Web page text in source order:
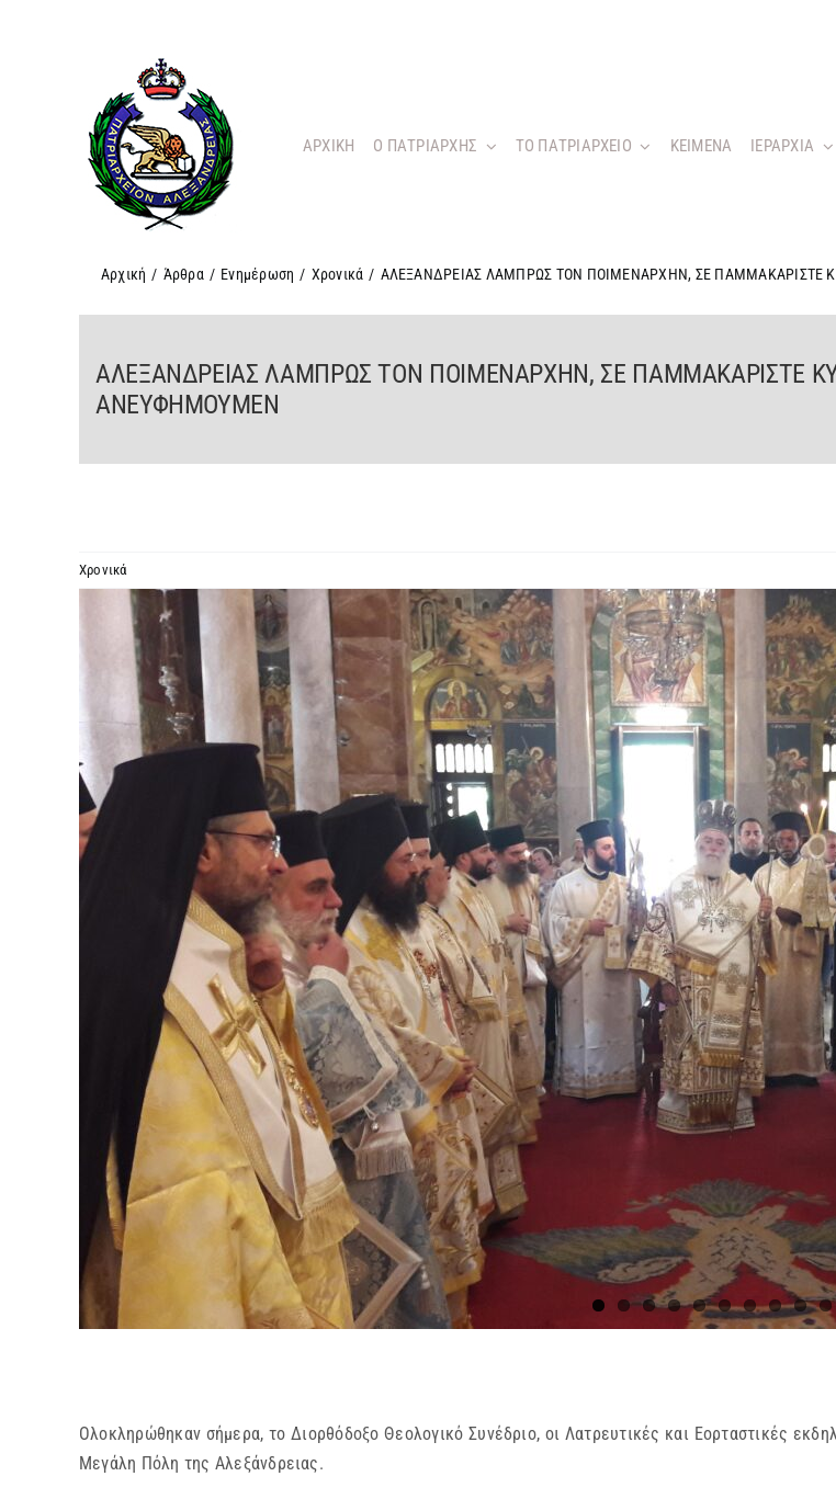
ΑΡΧΙΚΗ O ΠΑΤΡΙΑΡΧΗΣ ΤΟ ΠΑΤΡΙΑΡΧΕΙΟ KEIMENA ΙΕΡΑΡΧΙΑ
Αρχική / Άρθρα / Ενημέρωση / Χρονικά / ΑΛΕΞΑΝΔΡΕΙΑΣ ΛΑΜΠΡΩΣ ΤΟΝ ΠΟΙΜΕΝΑΡΧΗΝ, ΣΕ ΠΑΜΜΑΚΑΡΙΣΤΕ
ΑΛΕΞΑΝΔΡΕΙΑΣ ΛΑΜΠΡΩΣ ΤΟΝ ΠΟΙΜΕΝΑΡΧΗΝ, ΣΕ ΠΑΜΜΑΚΑΡΙΣΤΕ
ΑΝΕΥΦΗΜΟΥΜΕΝ
Χρονικά
Προβολή
μεγαλύτερης
εικόνας
Ολοκληρώθηκαν σήμερα, το Διορθόδοξο Θεολογικό Συνέδριο, οι Λατρευτικές και Εορταστικές
Μεγάλη Πόλη της Αλεξάνδρειας.